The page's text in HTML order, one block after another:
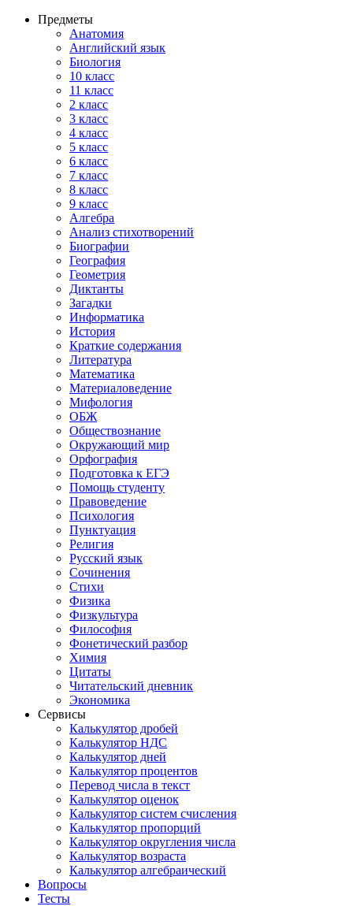
Предметы
Анатомия
Английский язык
Биология
10 класс
11 класс
2 класс
3 класс
4 класс
5 класс
6 класс
7 класс
8 класс
9 класс
Алгебра
Анализ стихотворений
Биографии
География
Геометрия
Диктанты
Загадки
Информатика
История
Краткие содержания
Литература
Математика
Материаловедение
Мифология
ОБЖ
Обществознание
Окружающий мир
Орфография
Подготовка к ЕГЭ
Помощь студенту
Правоведение
Психология
Пунктуация
Религия
Русский язык
Сочинения
Стихи
Физика
Физкультура
Философия
Фонетический разбор
Химия
Цитаты
Читательский дневник
Экономика
Сервисы
Калькулятор дробей
Калькулятор НДС
Калькулятор дней
Калькулятор процентов
Перевод числа в текст
Калькулятор оценок
Калькулятор систем счисления
Калькулятор пропорций
Калькулятор округления числа
Калькулятор возраста
Калькулятор алгебраический
Вопросы
Тесты